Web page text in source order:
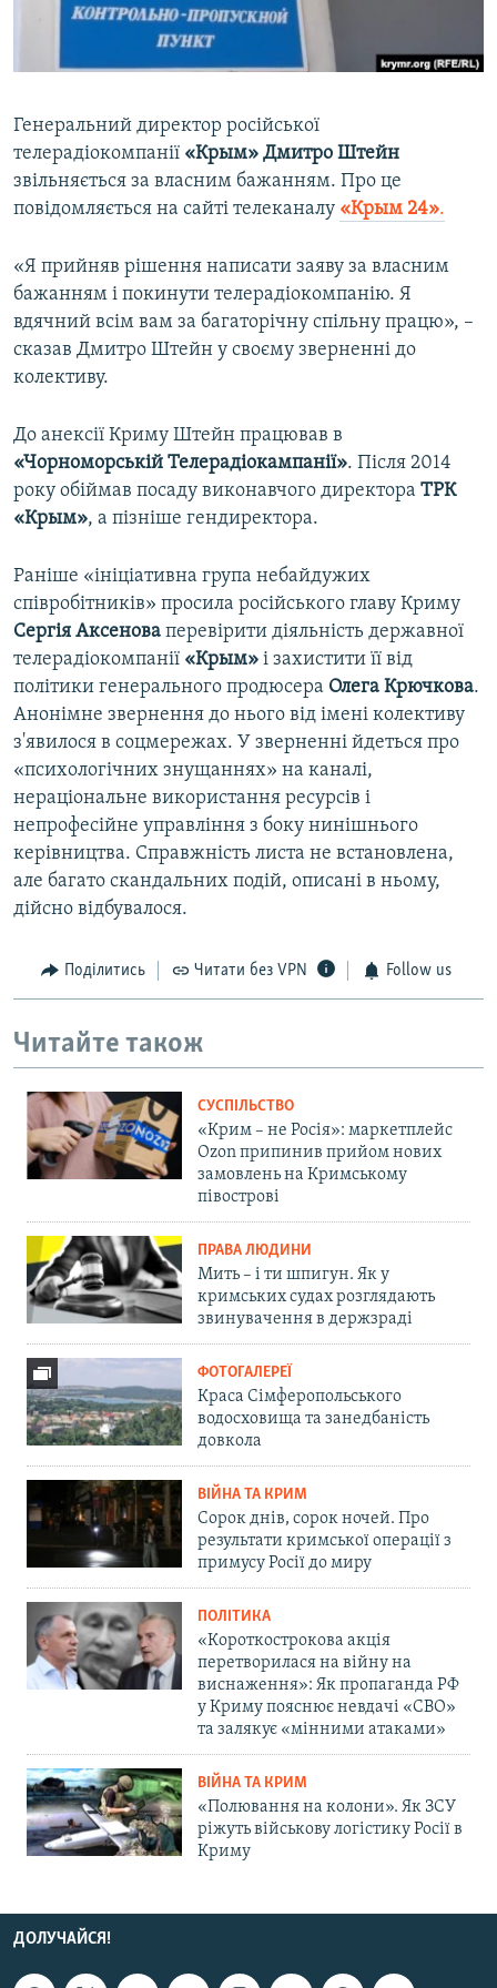
ВІДЕОУРОКИ «ELIFBE»
ІНФОГРАФІКА
Qırımtatar
ДОЛУЧАЙСЯ!
Генеральний директор російської
телерадіокомпанії «Крым» Дмитро Штейн
звільняється за власним бажанням. Про це
повідомляється на сайті телеканалу «Крым 24».
«Я прийняв рішення написати заяву за власним
бажанням і покинути телерадіокомпанію. Я
вдячний всім вам за багаторічну спільну працю», –
сказав Дмитро Штейн у своєму зверненні до
колективу.
До анексії Криму Штейн працював в
«Чорноморській Телерадіокампанії». Після 2014
року обіймав посаду виконавчого директора ТРК
«Крым», а пізніше гендиректора.
Раніше «ініціативна група небайдужих
співробітників» просила російського главу Криму
Сергія Аксенова перевірити діяльність державної
телерадіокомпанії «Крым» і захистити її від
політики генерального продюсера Олега Крючкова.
Анонімне звернення до нього від імені колективу
з'явилося в соцмережах. У зверненні йдеться про
«психологічних знущаннях» на каналі,
нераціональне використання ресурсів і
непрофесійне управління з боку нинішнього
керівництва. Справжність листа не встановлена,
але багато скандальних подій, описані в ньому,
дійсно відбувалося.
Поділитись Читати без VPN Follow us
Читайте також
СУСПІЛЬСТВО
«Крим – не Росія»: маркетплейс
Ozon припинив прийом нових
замовлень на Кримському
півострові
ПРАВА ЛЮДИНИ
Мить – і ти шпигун. Як у
кримських судах розглядають
звинувачення в держзраді
ФОТОГАЛЕРЕЇ
Краса Сімферопольського
водосховища та занедбаність
довкола
ВІЙНА ТА КРИМ
Сорок днів, сорок ночей. Про
результати кримської операції з
примусу Росії до миру
ПОЛІТИКА
«Короткострокова акція
перетворилася на війну на
виснаження»: Як пропаганда РФ
у Криму пояснює невдачі «СВО»
та залякує «мінними атаками»
ВІЙНА ТА КРИМ
«Полювання на колони». Як ЗСУ
ріжуть військову логістику Росії в
Криму
ДОЛУЧАЙСЯ!